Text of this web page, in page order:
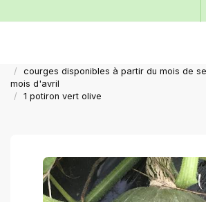
courges disponibles à partir du mois de
mois d'avril
1 potiron vert olive